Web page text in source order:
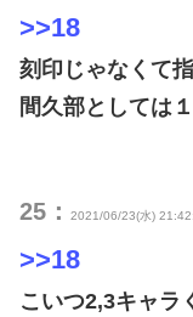
>>18
刻印じゃなくて
間久部としては
25： 2021/06/23(水)
>>18
こいつ2,3キャラ